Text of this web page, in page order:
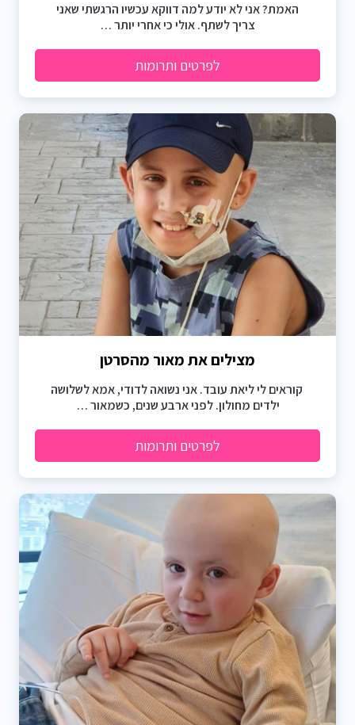
האמת? אני לא יודע למה דווקא עכשיו הרגשתי שאני
צריך לשתף. אולי כי אחרי יותר …
לפרטים ותרומות
מצילים את מאור מהסרטן
קוראים לי ליאת עובד. אני נשואה לדודי, אמא לשלושה
ילדים מחולון. לפני ארבע שנים, כשמאור …
לפרטים ותרומות